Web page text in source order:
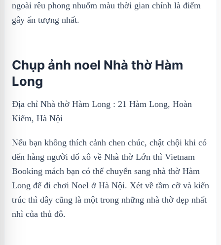
ngoài rêu phong nhuốm màu thời gian chính là điểm
gây ấn tượng nhất.
Chụp ảnh noel Nhà thờ Hàm
Long
Địa chỉ Nhà thờ Hàm Long : 21 Hàm Long, Hoàn
Kiếm, Hà Nội
Nếu bạn không thích cảnh chen chúc, chật chội khi có
đến hàng người đổ xô về Nhà thờ Lớn thì Vietnam
Booking mách bạn có thể chuyển sang nhà thờ Hàm
Long để đi chơi Noel ở Hà Nội. Xét về tầm cỡ và kiến
trúc thì đây cũng là một trong những nhà thờ đẹp nhất
nhì của thủ đô.